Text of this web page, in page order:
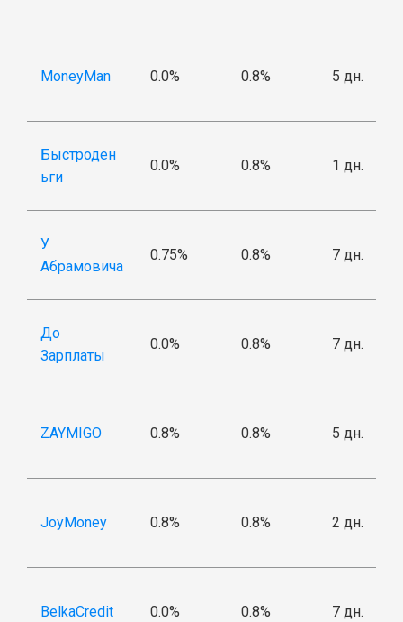
MoneyMan 0.0% 0.8% 5 дн.
Быстроден
ьги
0.0% 0.8% 1 дн.
У
Абрамовича
0.75% 0.8% 7 дн.
До
Зарплаты
0.0% 0.8% 7 дн.
ZAYMIGO 0.8% 0.8% 5 дн.
JoyMoney 0.8% 0.8% 2 дн.
BelkaCredit 0.0% 0.8% 7 дн.